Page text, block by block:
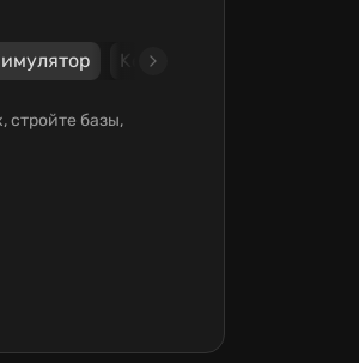
Keyboard
стройте базы,